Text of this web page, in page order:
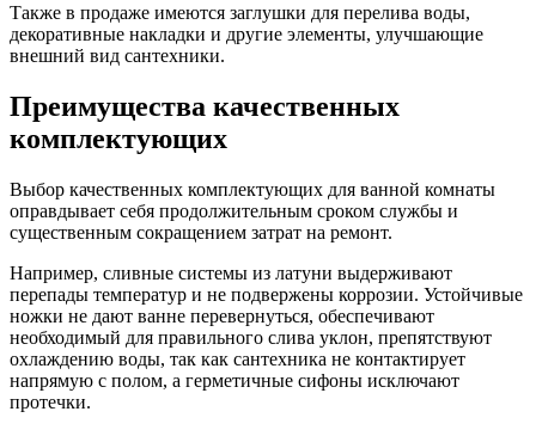
Также в продаже имеются заглушки для перелива воды,
декоративные накладки и другие элементы, улучшающие
внешний вид сантехники.
Преимущества качественных
комплектующих
Выбор качественных комплектующих для ванной комнаты
оправдывает себя продолжительным сроком службы и
существенным сокращением затрат на ремонт.
Например, сливные системы из латуни выдерживают
перепады температур и не подвержены коррозии. Устойчивые
ножки не дают ванне перевернуться, обеспечивают
необходимый для правильного слива уклон, препятствуют
охлаждению воды, так как сантехника не контактирует
напрямую с полом, а герметичные сифоны исключают
протечки.